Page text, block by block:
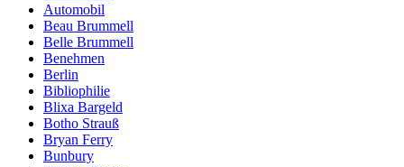
Automobil
Beau Brummell
Belle Brummell
Benehmen
Berlin
Bibliophilie
Blixa Bargeld
Botho Strauß
Bryan Ferry
Bunbury